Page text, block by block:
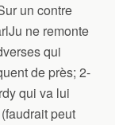
un contre
ne remonte
qui
de près; 2-
qui va lui
peut